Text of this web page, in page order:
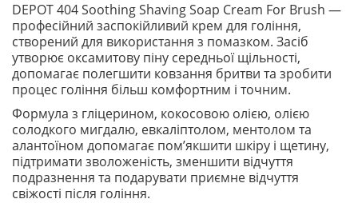
DEPOT 404 Soothing Shaving Soap Cream For Brush —
професійний заспокійливий крем для гоління,
створений для використання з помазком. Засіб
утворює оксамитову піну середньої щільності,
допомагає полегшити ковзання бритви та зробити
процес гоління більш комфортним і точним.
Формула з гліцерином, кокосовою олією, олією
солодкого мигдалю, евкаліптолом, ментолом та
алантоїном допомагає пом’якшити шкіру і щетину,
підтримати зволоженість, зменшити відчуття
подразнення та подарувати приємне відчуття
свіжості після гоління.